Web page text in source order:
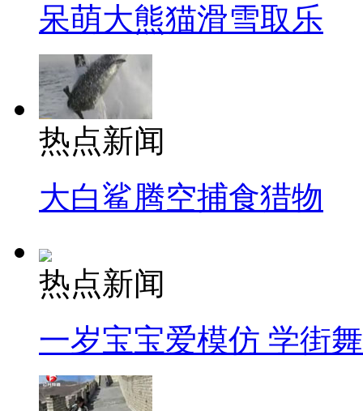
呆萌大熊猫滑雪取乐
热点新闻
大白鲨腾空捕食猎物
热点新闻
一岁宝宝爱模仿 学街